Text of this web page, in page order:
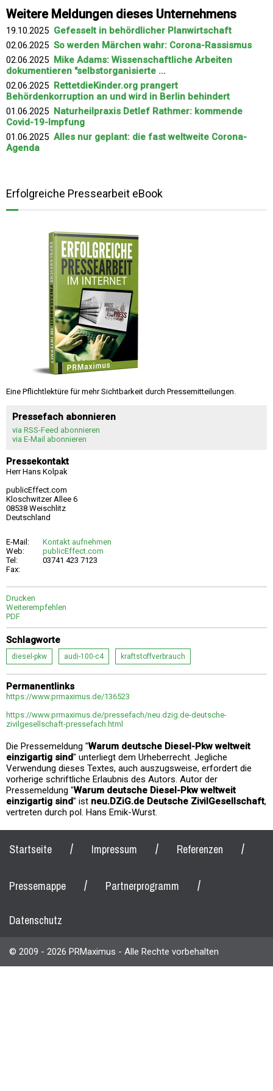
Weitere Meldungen dieses Unternehmens
19.10.2025 Gefesselt in behördlicher Planwirtschaft
02.06.2025 So werden Märchen wahr: Corona-Rassismus
02.06.2025 Mike Adams: Wissenschaftliche Arbeiten
dokumentieren "selbstorganisierte ...
02.06.2025 RettetdieKinder.org prangert
Behördenkorruption an und wird in Berlin behindert
01.06.2025 Naturheilpraxis Detlef Rathmer: kommende
Covid-19-Impfung
01.06.2025 Alles nur geplant: die fast weltweite Corona-
Agenda
Erfolgreiche Pressearbeit eBook
Eine Pflichtlektüre für mehr Sichtbarkeit durch Pressemitteilungen.
Pressefach abonnieren
via RSS-Feed abonnieren
via E-Mail abonnieren
Pressekontakt
Herr Hans Kolpak
publicEffect.com
Kloschwitzer Allee 6
08538 Weischlitz
Deutschland
E-Mail:
Kontakt aufnehmen
Web:
publicEffect.com
Tel:
03741 423 7123
Fax:
Drucken
Weiterempfehlen
PDF
Schlagworte
diesel-pkw audi-100-c4 kraftstoffverbrauch
Permanentlinks
https://www.prmaximus.de/136523
https://www.prmaximus.de/pressefach/neu.dzig.de-deutsche-
zivilgesellschaft-pressefach.html
Die Pressemeldung "Warum deutsche Diesel-Pkw weltweit
einzigartig sind" unterliegt dem Urheberrecht. Jegliche
Verwendung dieses Textes, auch auszugsweise, erfordert die
vorherige schriftliche Erlaubnis des Autors. Autor der
Pressemeldung "Warum deutsche Diesel-Pkw weltweit
einzigartig sind" ist neu.DZiG.de Deutsche ZivilGesellschaft,
vertreten durch pol. Hans Emik-Wurst.
Startseite / Impressum / Referenzen /
Pressemappe / Partnerprogramm /
Datenschutz
© 2009 - 2026 PRMaximus - Alle Rechte vorbehalten